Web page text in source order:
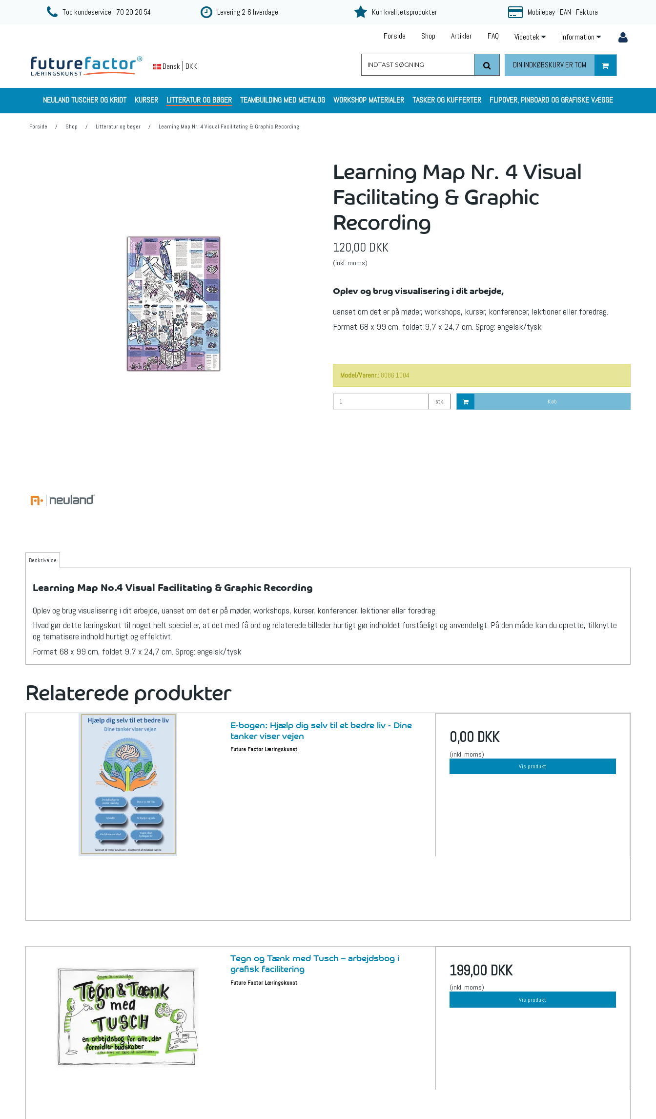
Top kundeservice - 70 20 20 54 Levering 2-6 hverdage Kun kvalitetsprodukter Mobilepay - EAN - Faktura
Information
Videotek
FAQ
Artikler
Shop
Forside
Dansk DKK DIN INDKØBSKURV ER TOM
NEULAND TUSCHER OG KRIDT KURSER LITTERATUR OG BØGER TEAMBUILDING MED METALOG WORKSHOP MATERIALER TASKER OG KUFFERTER FLIPOVER, PINBOARD OG GRAFISKE VÆGGE
Forside / Shop / Litteratur og bøger / Learning Map Nr. 4 Visual Facilitating & Graphic Recording
Learning Map Nr. 4 Visual
Facilitating & Graphic
Recording
120,00 DKK
(inkl. moms)
Oplev og brug visualisering i dit arbejde,
uanset om det er på møder, workshops, kurser, konferencer, lektioner eller foredrag.
Format 68 x 99 cm, foldet 9,7 x 24,7 cm. Sprog: engelsk/tysk
Model/Varenr.: 8086.1004
stk. Køb
Beskrivelse
Learning Map No.4 Visual Facilitating & Graphic Recording
Oplev og brug visualisering i dit arbejde, uanset om det er på møder, workshops, kurser, konferencer, lektioner eller foredrag.
Hvad gør dette læringskort til noget helt speciel er, at det med få ord og relaterede billeder hurtigt gør indholdet forståeligt og anvendeligt. På den måde kan du oprette, tilknytte
og tematisere indhold hurtigt og effektivt.
Format 68 x 99 cm, foldet 9,7 x 24,7 cm. Sprog: engelsk/tysk
Relaterede produkter
E-bogen: Hjælp dig selv til et bedre liv - Dine
tanker viser vejen
Future Factor Læringskunst
0,00 DKK
(inkl. moms)
Vis produkt
Tegn og Tænk med Tusch – arbejdsbog i
grafisk facilitering
Future Factor Læringskunst
199,00 DKK
(inkl. moms)
Vis produkt